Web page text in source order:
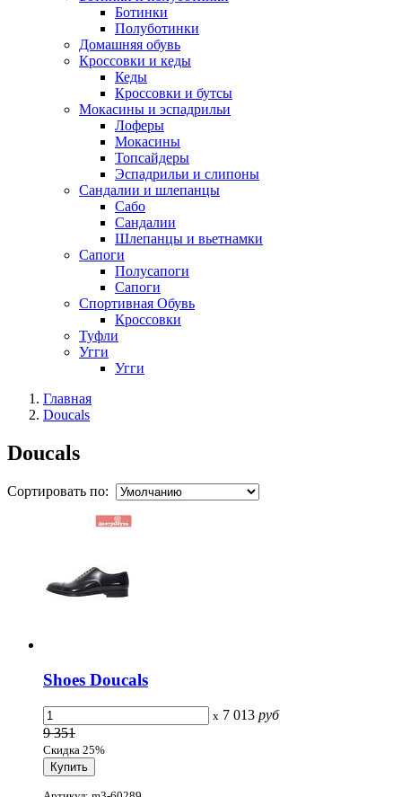
Ботинки
Полуботинки
Домашняя обувь
Кроссовки и кеды
Кеды
Кроссовки и бутсы
Мокасины и эспадрильи
Лоферы
Мокасины
Топсайдеры
Эспадрильи и слипоны
Сандалии и шлепанцы
Сабо
Сандалии
Шлепанцы и вьетнамки
Сапоги
Полусапоги
Сапоги
Спортивная Обувь
Кроссовки
Туфли
Угги
Угги
Главная
Doucals
Doucals
Сортировать по:
Shoes Doucals
x 7 013 руб
9 351
Скидка 25%